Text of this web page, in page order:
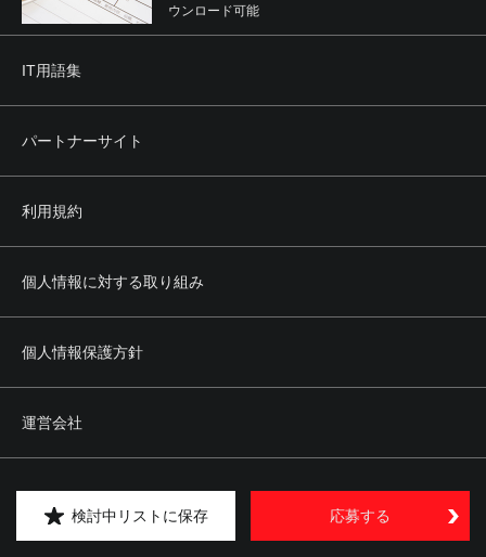
検討中リストに保存 応募する
ウンロード可能
IT用語集
パートナーサイト
利用規約
個人情報に対する取り組み
個人情報保護方針
運営会社
サイトに関するお問い合せ